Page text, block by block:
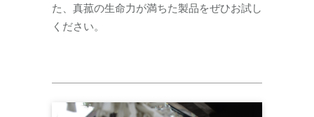
た、真菰の生命力が満ちた製品をぜひお試し
ください。